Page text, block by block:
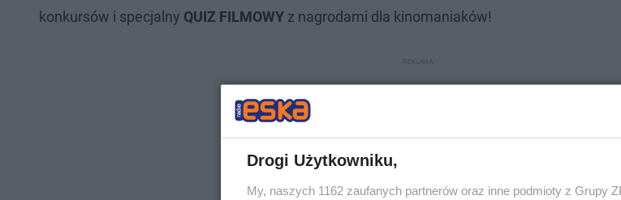
konkursów i specjalny QUIZ FILMOWY z nagrodami dla kinomaniaków!
Drogi Użytkowniku,
My, naszych 1162 zaufanych partnerów oraz inne podmioty z Grupy